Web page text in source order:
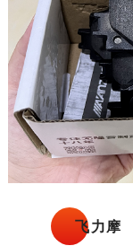
飞力摩